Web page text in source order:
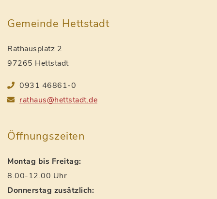
Gemeinde Hettstadt
Rathausplatz 2
97265 Hettstadt
0931 46861-0
rathaus@hettstadt.de
Öffnungszeiten
Montag bis Freitag:
8.00-12.00 Uhr
Donnerstag zusätzlich: